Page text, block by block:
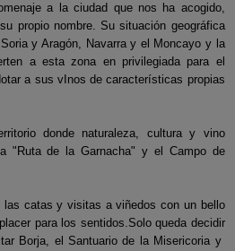
a la ciudad que nos ha acogido,
propio nombre. Su situación geográfica
y Aragón, Navarra y el Moncayo y la
a esta zona en privilegiada para el
a sus vInos de características propias
donde naturaleza, cultura y vino
"Ruta de la Garnacha" y el Campo de
las catas y visitas a viñedos con un bello
para los sentidos.Solo queda decidir
Borja, el Santuario de la Misericoria y